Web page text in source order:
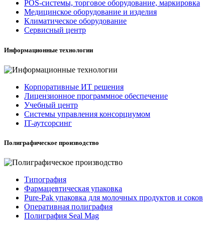
POS-системы, торговое оборудование, маркировка
Медицинское оборудование и изделия
Климатическое оборудование
Сервисный центр
Информационные технологии
Корпоративные ИТ решения
Лицензионное программное обеспечение
Учебный центр
Системы управления консорциумом
IT-аутсорсинг
Полиграфическое производство
Типография
Фармацевтическая упаковка
Pure-Pak упаковка для молочных продуктов и соков
Оперативная полиграфия
Полиграфия Seal Mag